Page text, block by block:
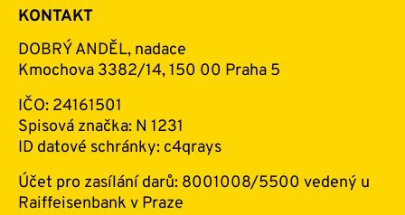
KONTAKT
DOBRÝ ANDĚL, nadace
Kmochova 3382/14, 150 00 Praha 5
IČO: 24161501
Spisová značka: N 1231
ID datové schránky: c4qrays
Účet pro zasílání darů: 8001008/5500 vedený u
Raiffeisenbank v Praze